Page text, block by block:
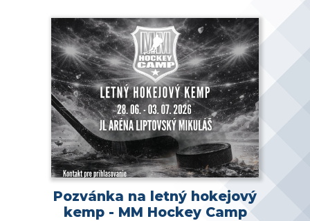
Pozvánka na letný hokejový
kemp - MM Hockey Camp